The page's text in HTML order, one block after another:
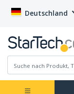
Deutschland